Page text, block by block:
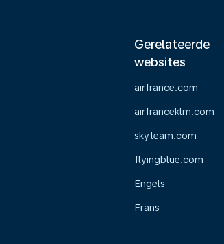
Gerelateerde
websites
airfrance.com
airfranceklm.com
skyteam.com
flyingblue.com
Engels
Frans